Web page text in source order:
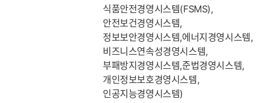
식품안전경영시스템(FSMS),
안전보건경영시스템,
정보보안경영시스템,에너지경영시스템,
비즈니스연속성경영시스템,
부패방지경영시스템,준법경영시스템,
개인정보보호경영시스템,
인공지능경영시스템)